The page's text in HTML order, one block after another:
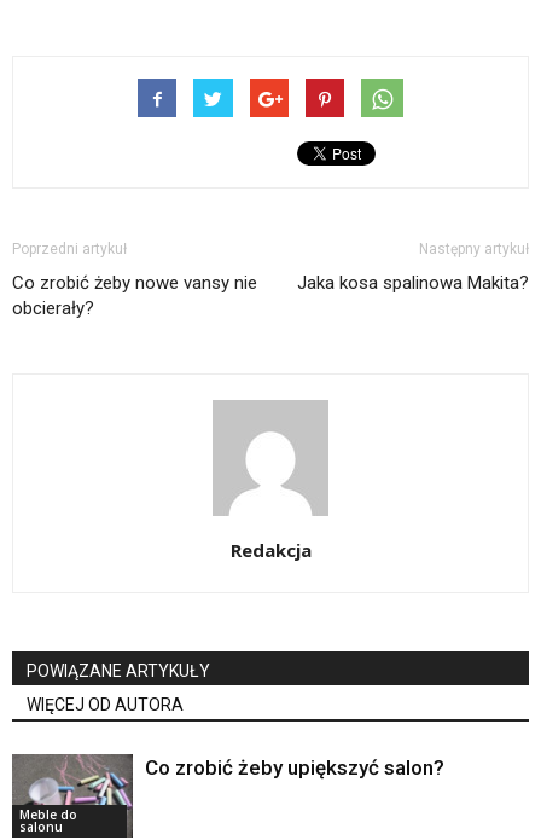
Poprzedni artykuł
Co zrobić żeby nowe vansy nie
obcierały?
Następny artykuł
Jaka kosa spalinowa Makita?
Redakcja
POWIĄZANE ARTYKUŁY
WIĘCEJ OD AUTORA
Meble do
salonu
Co zrobić żeby upiększyć salon?